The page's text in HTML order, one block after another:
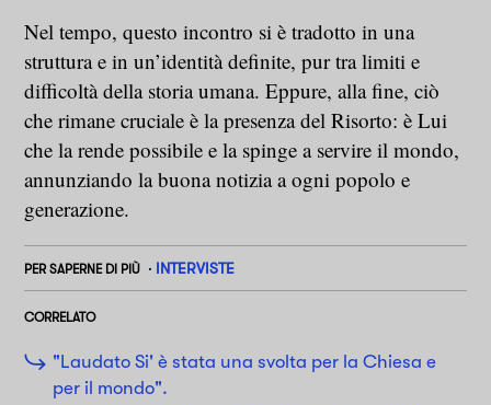
Nel tempo, questo incontro si è tradotto in una
struttura e in un’identità definite, pur tra limiti e
difficoltà della storia umana. Eppure, alla fine, ciò
che rimane cruciale è la presenza del Risorto: è Lui
che la rende possibile e la spinge a servire il mondo,
annunziando la buona notizia a ogni popolo e
generazione.
PER SAPERNE DI PIÙ INTERVISTE
CORRELATO
"Laudato Si' è stata una svolta per la Chiesa e
per il mondo".